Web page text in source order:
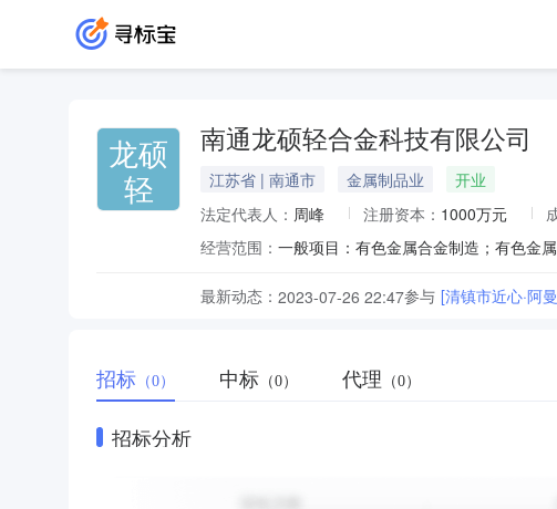
龙硕
轻
南通龙硕轻合金科技有限公司
江苏省 | 南通市 金属制品业
开业
法定代表人： 周峰 注册资本： 1000万元
经营范围：
最新动态： 2023-07-26 22:47参与 [清镇市近心·阿
招标 （0） 中标 （0） 代理 （0）
招标分析